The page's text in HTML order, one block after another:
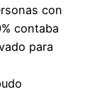
con
contaba
para